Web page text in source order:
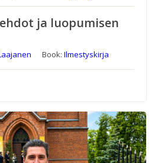
ja luopumisen
Book:Ilmestyskirja